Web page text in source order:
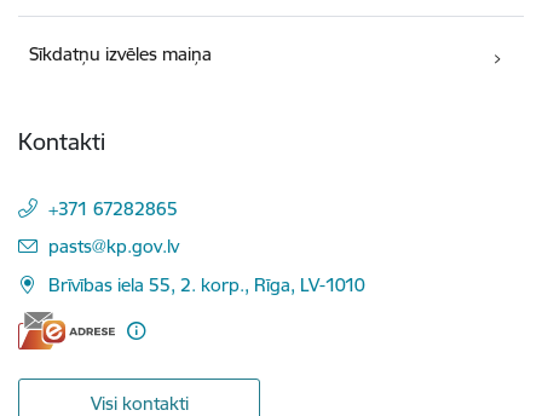
Sīkdatņu izvēles maiņa
Kontakti
+371 67282865
E-pasts:
pasts@kp.gov.lv
Brīvības iela 55, 2. korp., Rīga, LV-1010
Visi kontakti